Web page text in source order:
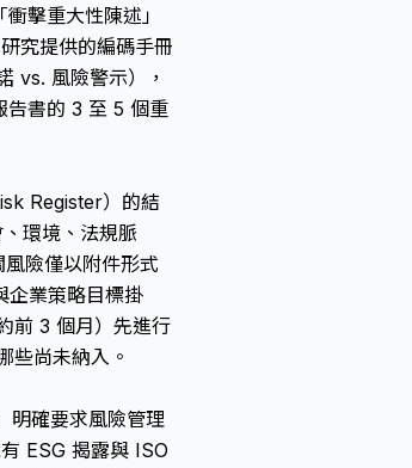
擊重大性陳述」
究提供的編碼手冊
vs. 風險警示），
告書的 3 至 5 個重
Register）的結
環境、法規脈
險僅以附件形式
企業策略目標掛
前 3 個月）先進行
些尚未納入。
明確要求風險管理
ESG 揭露與 ISO